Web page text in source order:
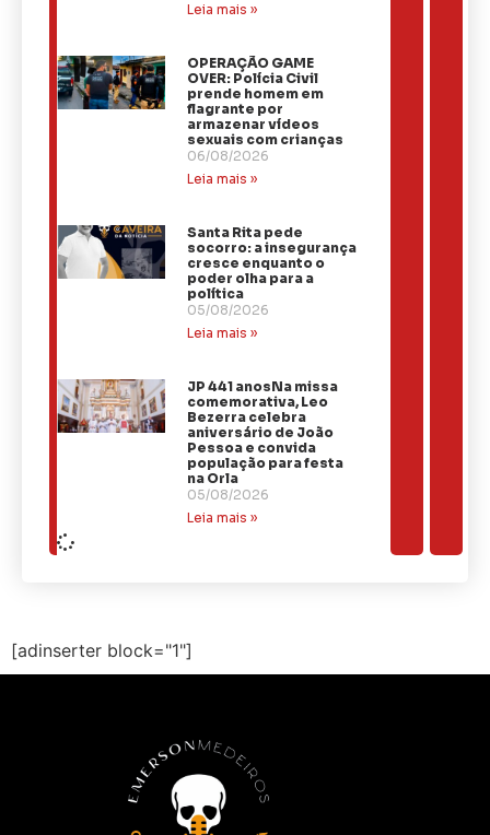
Leia mais »
OPERAÇÃO GAME
OVER: Polícia Civil
prende homem em
flagrante por
armazenar vídeos
sexuais com crianças
06/08/2026
Leia mais »
Santa Rita pede
socorro: a insegurança
cresce enquanto o
poder olha para a
política
05/08/2026
Leia mais »
JP 441 anosNa missa
comemorativa, Leo
Bezerra celebra
aniversário de João
Pessoa e convida
população para festa
na Orla
05/08/2026
Leia mais »
[adinserter block="1"]